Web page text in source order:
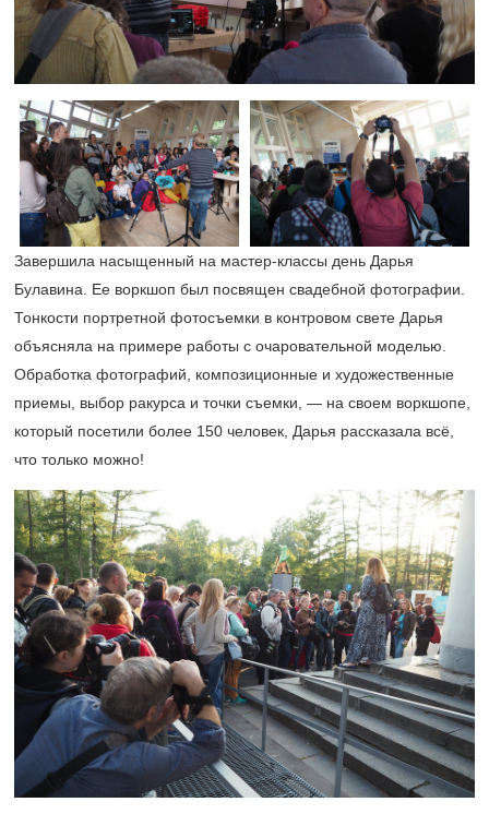
Завершила насыщенный на мастер-классы день Дарья
Булавина. Ее воркшоп был посвящен свадебной фотографии.
Тонкости портретной фотосъемки в контровом свете Дарья
объясняла на примере работы с очаровательной моделью.
Обработка фотографий, композиционные и художественные
приемы, выбор ракурса и точки съемки, — на своем воркшопе,
который посетили более 150 человек, Дарья рассказала всё,
что только можно!